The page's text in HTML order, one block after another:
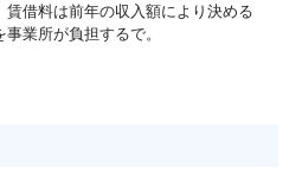
借料は前年の収入額により決める
業所が負担するで。